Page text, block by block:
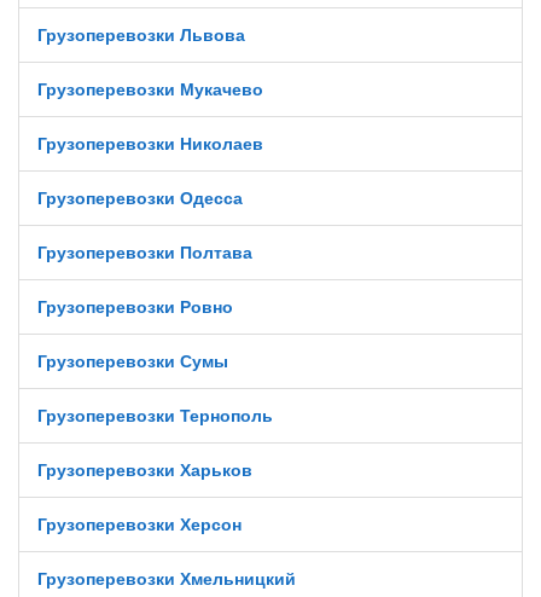
Грузоперевозки Львова
Грузоперевозки Мукачево
Грузоперевозки Николаев
Грузоперевозки Одесса
Грузоперевозки Полтава
Грузоперевозки Ровно
Грузоперевозки Сумы
Грузоперевозки Тернополь
Грузоперевозки Харьков
Грузоперевозки Херсон
Грузоперевозки Хмельницкий